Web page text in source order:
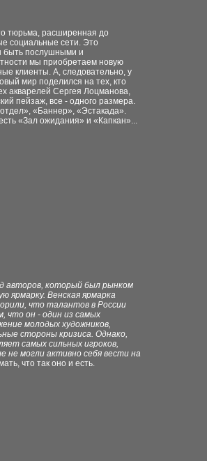
тюрьма, расширенная до
социальные сети. Это
быть послушными и
мы приобретаем новую
клиенты. А, следовательно, у
мир поделился на тех, кто
акварелей Сергея Лоцманова,
пейзаж, все - одного размера.
«Баннер», «Эстакада».
«Зал ожидания» и «Капкан»...
авторов, который был рынком
ярмарку. Венская ярмарка
что талантов в России
что он - один из самых
молодых художников,
стороны кризиса. Однако,
самых сильных игроков,
могли активно себя вести на
что так оно и есть.